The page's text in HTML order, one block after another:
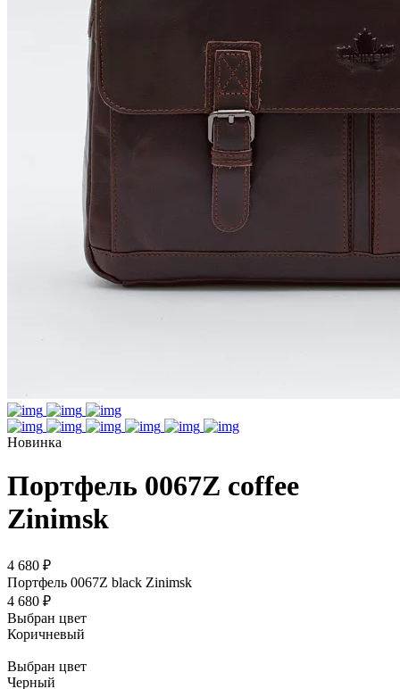
Новинка
Портфель 0067Z coffee
Zinimsk
4 680 ₽
Портфель 0067Z black Zinimsk
4 680 ₽
Выбран цвет
Коричневый
Выбран цвет
Черный